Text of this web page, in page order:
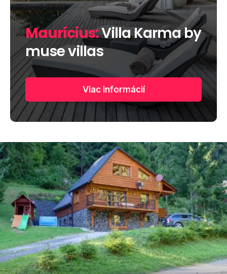
Maurícius:Villa Karma by
muse villas
Viac informácií